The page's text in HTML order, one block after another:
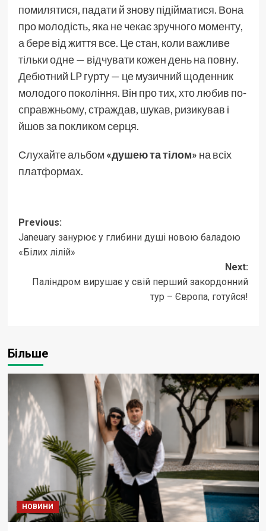
помилятися, падати й знову підійматися. Вона
про молодість, яка не чекає зручного моменту,
а бере від життя все. Це стан, коли важливе
тільки одне — відчувати кожен день на повну.
Дебютний LP гурту — це музичний щоденник
молодого покоління. Він про тих, хто любив по-
справжньому, страждав, шукав, ризикував і
йшов за покликом серця.
Слухайте альбом«душею та тілом» на всіх
платформах.
Post
navigation
Previous:
Janeuary занурює у глибини душі новою баладою
«Білих лілій»
Next:
Паліндром вирушає у свій перший закордонний
тур – Європа, готуйся!
Більше
НОВИНИ